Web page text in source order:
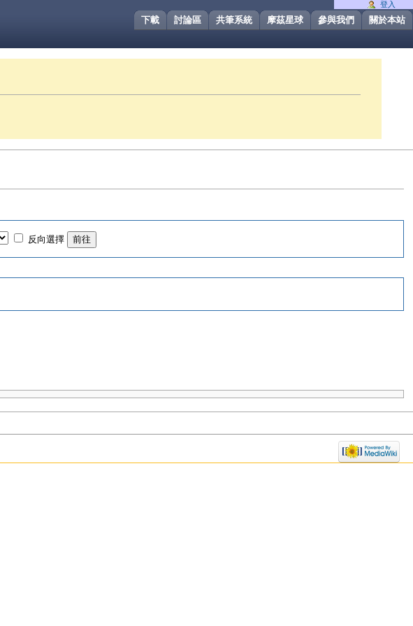
關於本站
參與我們
摩茲星球
共筆系統
討論區
下載
反向選擇
登入